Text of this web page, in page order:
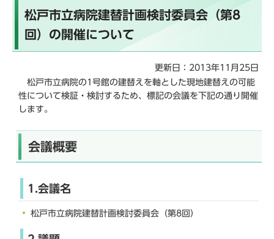
松戸市立病院建替計画検討委員会（第8
回）の開催について
更新日：2013年11月25日
松戸市立病院の1号館の建替えを軸とした現地建替えの可能
性について検証・検討するため、標記の会議を下記の通り開催
します。
会議概要
1.会議名
松戸市立病院建替計画検討委員会（第8回）